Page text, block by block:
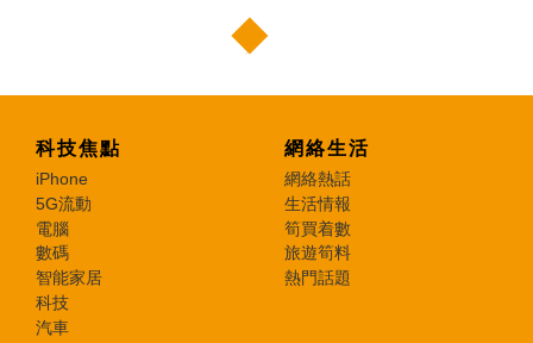
科技焦點
iPhone
5G流動
電腦
數碼
智能家居
科技
汽車
網絡生活
網絡熱話
生活情報
筍買着數
旅遊筍料
熱門話題